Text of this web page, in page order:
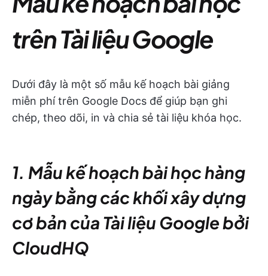
trên Tài liệu Google
Dưới đây là một số mẫu kế hoạch bài giảng
miễn phí trên Google Docs để giúp bạn ghi
chép, theo dõi, in và chia sẻ tài liệu khóa học.
1. Mẫu kế hoạch bài học hàng
ngày bằng các khối xây dựng
cơ bản của Tài liệu Google bởi
CloudHQ